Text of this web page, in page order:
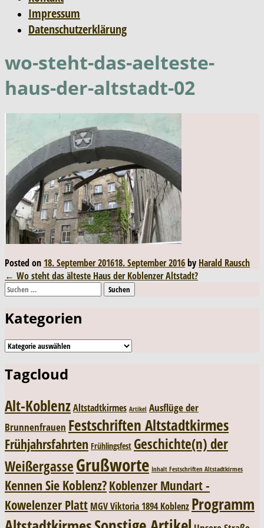
Impressum
Datenschutzerklärung
wo-steht-das-aelteste-
haus-der-altstadt-02
Posted on 18. September 201618. September 2016by Harald Rausch
Post
navigation
← Wo steht das älteste Haus der Koblenzer Altstadt?
Suchen
nach:
Kategorien
Kategorien
Tagcloud
Alt-KoblenzAltstadtkirmes Artikel Ausflüge der
Brunnenfrauen Festschriften Altstadtkirmes
Frühjahrsfahrten Frühlingsfest Geschichte(n) der
WeißergasseGrußworte Inhalt Festschriften Altstadtkirmes
Kennen Sie Koblenz?Koblenzer Mundart -
Kowelenzer Platt MGV Viktoria 1894 Koblenz Programm